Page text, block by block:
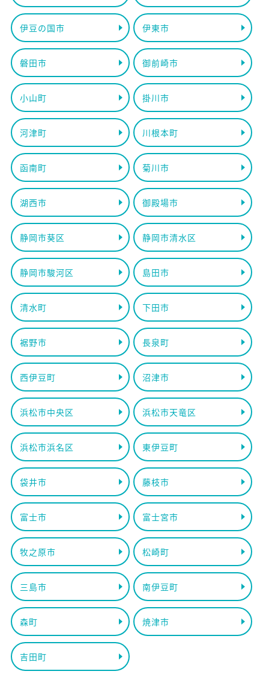
伊豆の国市 伊東市
磐田市 御前崎市
小山町 掛川市
河津町 川根本町
函南町 菊川市
湖西市 御殿場市
静岡市葵区 静岡市清水区
静岡市駿河区 島田市
清水町 下田市
裾野市 長泉町
西伊豆町 沼津市
浜松市中央区 浜松市天竜区
浜松市浜名区 東伊豆町
袋井市 藤枝市
富士市 富士宮市
牧之原市 松崎町
三島市 南伊豆町
森町 焼津市
吉田町